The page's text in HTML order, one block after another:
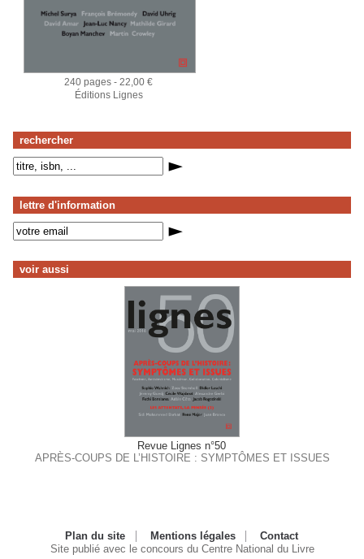
rechercher
lettre d'information
voir aussi
Revue Lignes n°50
APRÈS-COUPS DE L’HISTOIRE : SYMPTÔMES ET ISSUES
240 pages - 22,00 €
Éditions Lignes
Plan du site Mentions légales
Contact
Site publié avec le concours du Centre National du Livre